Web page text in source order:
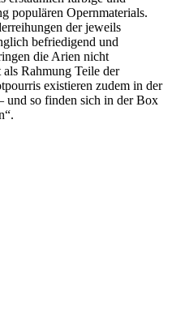
populären Opernmaterials.
der jeweils
befriedigend und
die Arien nicht
Rahmung Teile der
existieren zudem in der
und so finden sich in der Box